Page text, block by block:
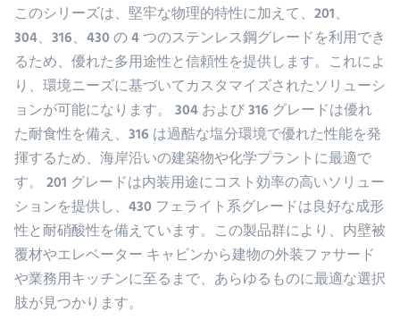
このシリーズは、堅牢な物理的特性に加えて、201、
304、316、430 の 4 つのステンレス鋼グレードを利用でき
るため、優れた多用途性と信頼性を提供します。これによ
り、環境ニーズに基づいてカスタマイズされたソリューシ
ョンが可能になります。 304 および 316 グレードは優れ
た耐食性を備え、316 は過酷な塩分環境で優れた性能を発
揮するため、海岸沿いの建築物や化学プラントに最適で
す。 201 グレードは内装用途にコスト効率の高いソリュー
ションを提供し、430 フェライト系グレードは良好な成形
性と耐硝酸性を備えています。この製品群により、内壁被
覆材やエレベーター キャビンから建物の外装ファサード
や業務用キッチンに至るまで、あらゆるものに最適な選択
肢が見つかります。